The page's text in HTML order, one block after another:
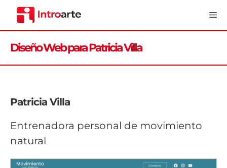
Saltar
contenido
Diseño Web para Patricia Villa
Patricia Villa
Entrenadora personal de movimiento
natural